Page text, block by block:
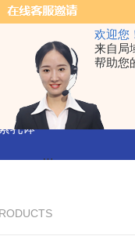
欢迎您
来自局
帮助您
乳钵 AGB-K-0.2-